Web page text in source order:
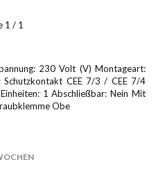
1 / 1
230 Volt (V) Montageart:
Schutzkontakt CEE 7/3 / CEE 7/4
1 Abschließbar: Nein Mit
Obe